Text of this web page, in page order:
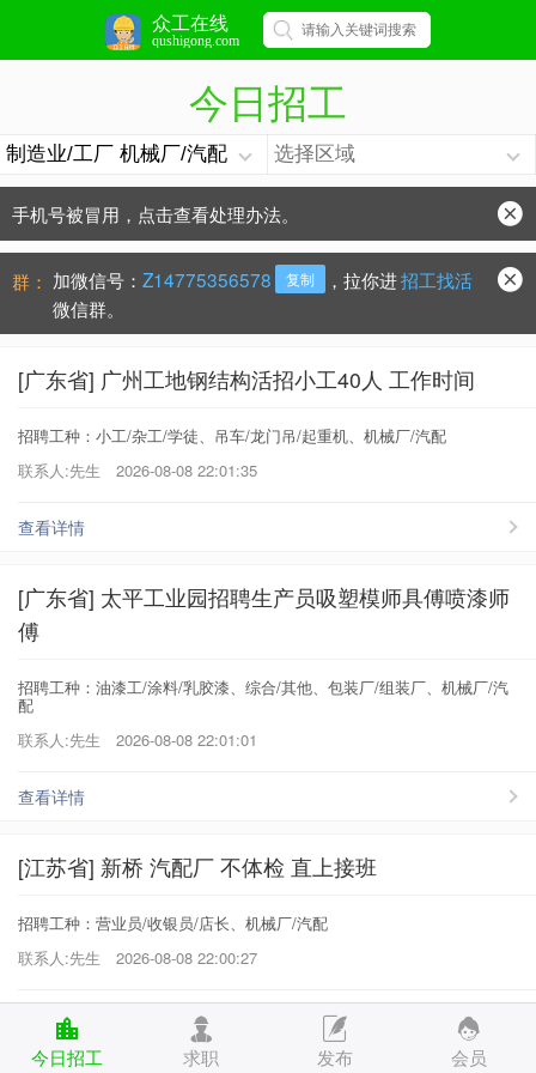
众工在线
qushigong.com
今日招工
手机号被冒用，点击查看处理办法。
防骗常识：学会这些不上当？
群： 加微信号： Z14775356578 复制 ，拉你进招工找活
微信群。
[广东省] 广州工地钢结构活招小工40人 工作时间
招聘工种：小工/杂工/学徒、吊车/龙门吊/起重机、机械厂/汽配
联系人:先生
2026-08-08 22:01:35
查看详情
[广东省] 太平工业园招聘生产员吸塑模师具傅喷漆师
傅
招聘工种：油漆工/涂料/乳胶漆、综合/其他、包装厂/组装厂、机械厂/汽
配
联系人:先生
2026-08-08 22:01:01
查看详情
[江苏省] 新桥 汽配厂 不体检 直上接班
招聘工种：营业员/收银员/店长、机械厂/汽配
联系人:先生
2026-08-08 22:00:27
查看详情
今日招工 求职 发布 会员